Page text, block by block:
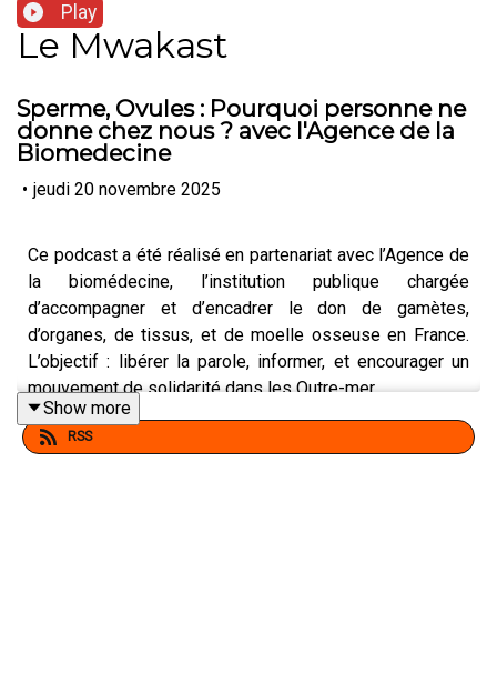
Play
Le Mwakast
Sperme, Ovules : Pourquoi personne ne
donne chez nous ? avec l'Agence de la
Biomedecine
• jeudi 20 novembre 2025
Ce podcast a été réalisé en partenariat avec l’Agence de
la biomédecine, l’institution publique chargée
d’accompagner et d’encadrer le don de gamètes,
d’organes, de tissus, et de moelle osseuse en France.
L’objectif : libérer la parole, informer, et encourager un
mouvement de solidarité dans les Outre-mer.
https://www.dondespermatozoides.fr/
Show more
RSS